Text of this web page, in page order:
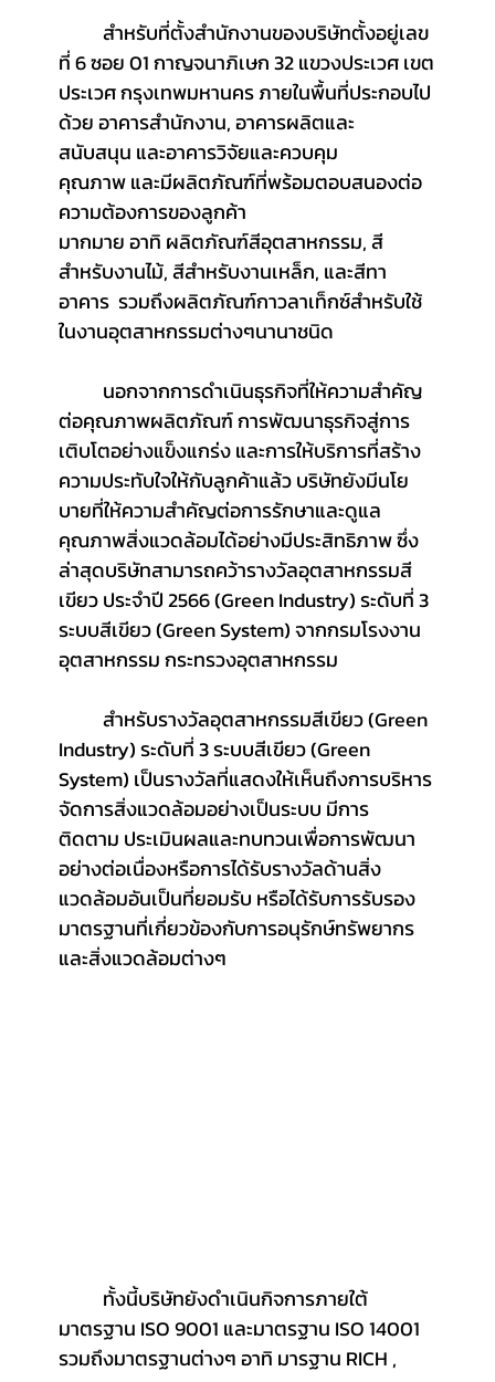
	สำหรับที่ตั้งสำนักงานของบริษัทตั้งอยู่เลข
ที่ 6 ซอย 01 กาญจนาภิเษก 32 แขวงประเวศ เขต
ประเวศ กรุงเทพมหานคร ภายในพื้นที่ประกอบไป
ด้วย อาคารสำนักงาน, อาคารผลิตและ
สนับสนุน และอาคารวิจัยและควบคุม
คุณภาพ และมีผลิตภัณฑ์ที่พร้อมตอบสนองต่อ
ความต้องการของลูกค้า
มากมาย อาทิ ผลิตภัณฑ์สีอุตสาหกรรม, สี
สำหรับงานไม้, สีสำหรับงานเหล็ก, และสีทา
อาคาร  รวมถึงผลิตภัณฑ์กาวลาเท็กซ์สำหรับใช้
ในงานอุตสาหกรรมต่างๆนานาชนิด
ต่อคุณภาพผลิตภัณฑ์ การพัฒนาธุรกิจสู่การ
เติบโตอย่างแข็งแกร่ง และการให้บริการที่สร้าง
ความประทับใจให้กับลูกค้าแล้ว บริษัทยังมีนโย
บายที่ให้ความสำคัญต่อการรักษาและดูแล
คุณภาพสิ่งแวดล้อมได้อย่างมีประสิทธิภาพ ซึ่ง
ล่าสุดบริษัทสามารถคว้ารางวัลอุตสาหกรรมสี
เขียว ประจำปี 2566 (Green Industry) ระดับที่ 3
ระบบสีเขียว (Green System) จากกรมโรงงาน
อุตสาหกรรม กระทรวงอุตสาหกรรม
	สำหรับรางวัลอุตสาหกรรมสีเขียว (Green
Industry) ระดับที่ 3 ระบบสีเขียว (Green
System) เป็นรางวัลที่แสดงให้เห็นถึงการบริหาร
จัดการสิ่งแวดล้อมอย่างเป็นระบบ มีการ
ติดตาม ประเมินผลและทบทวนเพื่อการพัฒนา
อย่างต่อเนื่องหรือการได้รับรางวัลด้านสิ่ง
แวดล้อมอันเป็นที่ยอมรับ หรือได้รับการรับรอง
มาตรฐานที่เกี่ยวข้องกับการอนุรักษ์ทรัพยากร
และสิ่งแวดล้อมต่างๆ
มาตรฐาน ISO 9001 และมาตรฐาน ISO 14001
รวมถึงมาตรฐานต่างๆ อาทิ มารฐาน RICH ,